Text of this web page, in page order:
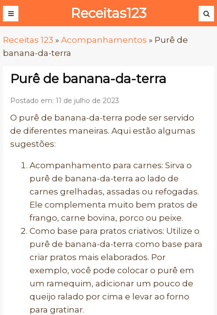
Receitas123
Receitas 123 » Acompanhamentos » Purê de
banana-da-terra
Purê de banana-da-terra
Postado em: 11 de julho de 2023
O purê de banana-da-terra pode ser servido
de diferentes maneiras. Aqui estão algumas
sugestões:
Acompanhamento para carnes: Sirva o
purê de banana-da-terra ao lado de
carnes grelhadas, assadas ou refogadas.
Ele complementa muito bem pratos de
frango, carne bovina, porco ou peixe.
Como base para pratos criativos: Utilize o
purê de banana-da-terra como base para
criar pratos mais elaborados. Por
exemplo, você pode colocar o purê em
um ramequim, adicionar um pouco de
queijo ralado por cima e levar ao forno
para gratinar.